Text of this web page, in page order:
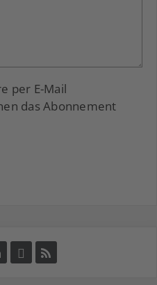
per E-Mail
das Abonnement